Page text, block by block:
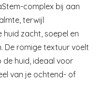
complex bij aan
terwijl
zacht, soepel en
De romige textuur voelt
huid, ideaal voor
van je ochtend- of